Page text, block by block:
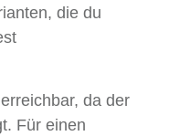
die du
da der
Für einen